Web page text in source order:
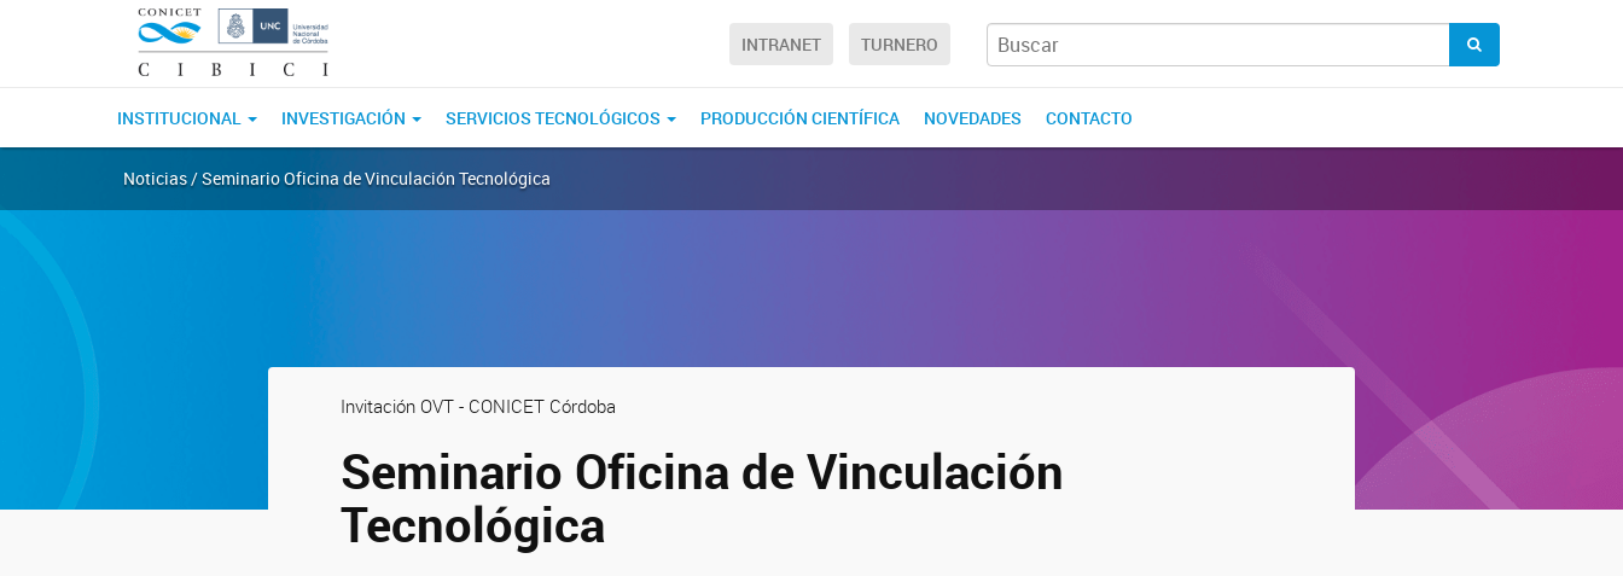
INTRANET TURNERO
INSTITUCIONAL INVESTIGACIÓN SERVICIOS TECNOLÓGICOS PRODUCCIÓN CIENTÍFICA NOVEDADES CONTACTO
Noticias / Seminario Oficina de Vinculación Tecnológica
Invitación OVT - CONICET Córdoba
Seminario Oficina de Vinculación
Tecnológica